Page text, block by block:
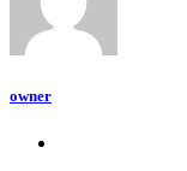
owner